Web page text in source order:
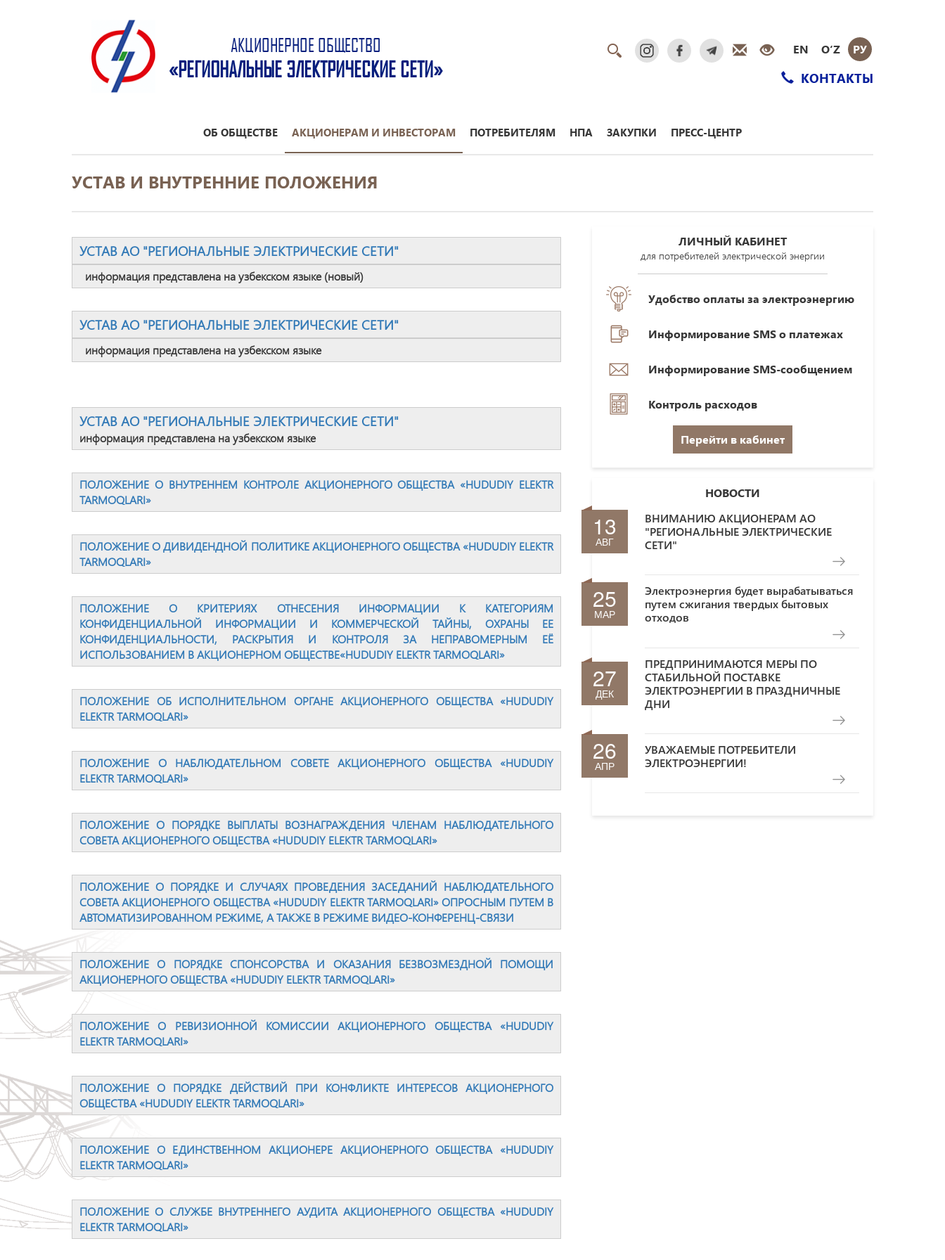
АКЦИОНЕРНОЕ ОБЩЕСТВО
«РЕГИОНАЛЬНЫЕ ЭЛЕКТРИЧЕСКИЕ СЕТИ»
EN O‘Z РУ
КОНТАКТЫ
ОБ ОБЩЕСТВЕ АКЦИОНЕРАМ И ИНВЕСТОРАМ ПОТРЕБИТЕЛЯМ НПА ЗАКУПКИ ПРЕСС-ЦЕНТР
УСТАВ И ВНУТРЕННИЕ ПОЛОЖЕНИЯ
УСТАВ АО "РЕГИОНАЛЬНЫЕ ЭЛЕКТРИЧЕСКИЕ СЕТИ"
информация представлена на узбекском языке (новый)
УСТАВ АО "РЕГИОНАЛЬНЫЕ ЭЛЕКТРИЧЕСКИЕ СЕТИ"
информация представлена на узбекском языке
УСТАВ АО "РЕГИОНАЛЬНЫЕ ЭЛЕКТРИЧЕСКИЕ СЕТИ"
информация представлена на узбекском языке
ПОЛОЖЕНИЕ О ВНУТРЕННЕМ КОНТРОЛЕ АКЦИОНЕРНОГО ОБЩЕСТВА «HUDUDIY ELEKTR
TARMOQLARI»
ПОЛОЖЕНИЕ О ДИВИДЕНДНОЙ ПОЛИТИКЕ АКЦИОНЕРНОГО ОБЩЕСТВА «HUDUDIY ELEKTR
TARMOQLARI»
ПОЛОЖЕНИЕ О КРИТЕРИЯХ ОТНЕСЕНИЯ ИНФОРМАЦИИ К КАТЕГОРИЯМ
КОНФИДЕНЦИАЛЬНОЙ ИНФОРМАЦИИ И КОММЕРЧЕСКОЙ ТАЙНЫ, ОХРАНЫ ЕЕ
КОНФИДЕНЦИАЛЬНОСТИ, РАСКРЫТИЯ И КОНТРОЛЯ ЗА НЕПРАВОМЕРНЫМ ЕЁ
ИСПОЛЬЗОВАНИЕМ В АКЦИОНЕРНОМ ОБЩЕСТВЕ«HUDUDIY ELEKTR TARMOQLARI»
ПОЛОЖЕНИЕ ОБ ИСПОЛНИТЕЛЬНОМ ОРГАНЕ АКЦИОНЕРНОГО ОБЩЕСТВА «HUDUDIY
ELEKTR TARMOQLARI»
ПОЛОЖЕНИЕ О НАБЛЮДАТЕЛЬНОМ СОВЕТЕ АКЦИОНЕРНОГО ОБЩЕСТВА «HUDUDIY
ELEKTR TARMOQLARI»
ПОЛОЖЕНИЕ О ПОРЯДКЕ ВЫПЛАТЫ ВОЗНАГРАЖДЕНИЯ ЧЛЕНАМ НАБЛЮДАТЕЛЬНОГО
СОВЕТА АКЦИОНЕРНОГО ОБЩЕСТВА «HUDUDIY ELEKTR TARMOQLARI»
ПОЛОЖЕНИЕ О ПОРЯДКЕ И СЛУЧАЯХ ПРОВЕДЕНИЯ ЗАСЕДАНИЙ НАБЛЮДАТЕЛЬНОГО
СОВЕТА АКЦИОНЕРНОГО ОБЩЕСТВА «HUDUDIY ELEKTR TARMOQLARI» ОПРОСНЫМ ПУТЕМ В
АВТОМАТИЗИРОВАННОМ РЕЖИМЕ, А ТАКЖЕ В РЕЖИМЕ ВИДЕО-КОНФЕРЕНЦ-СВЯЗИ
ПОЛОЖЕНИЕ О ПОРЯДКЕ СПОНСОРСТВА И ОКАЗАНИЯ БЕЗВОЗМЕЗДНОЙ ПОМОЩИ
АКЦИОНЕРНОГО ОБЩЕСТВА «HUDUDIY ELEKTR TARMOQLARI»
ПОЛОЖЕНИЕ О РЕВИЗИОННОЙ КОМИССИИ АКЦИОНЕРНОГО ОБЩЕСТВА «HUDUDIY
ELEKTR TARMOQLARI»
ПОЛОЖЕНИЕ О ПОРЯДКЕ ДЕЙСТВИЙ ПРИ КОНФЛИКТЕ ИНТЕРЕСОВ АКЦИОНЕРНОГО
ОБЩЕСТВА «HUDUDIY ELEKTR TARMOQLARI»
ПОЛОЖЕНИЕ О ЕДИНСТВЕННОМ АКЦИОНЕРЕ АКЦИОНЕРНОГО ОБЩЕСТВА «HUDUDIY
ELEKTR TARMOQLARI»
ПОЛОЖЕНИЕ О СЛУЖБЕ ВНУТРЕННЕГО АУДИТА АКЦИОНЕРНОГО ОБЩЕСТВА «HUDUDIY
ELEKTR TARMOQLARI»
ЛИЧНЫЙ КАБИНЕТ
для потребителей электрической энергии
Удобство оплаты за электроэнергию
Информирование SMS о платежах
Информирование SMS-сообщением
Контроль расходов
Перейти в кабинет
НОВОСТИ
13
АВГ
ВНИМАНИЮ АКЦИОНЕРАМ АО
"РЕГИОНАЛЬНЫЕ ЭЛЕКТРИЧЕСКИЕ
СЕТИ"
25
МАР
Электроэнергия будет вырабатываться
путем сжигания твердых бытовых
отходов
27
ДЕК
ПРЕДПРИНИМАЮТСЯ МЕРЫ ПО
СТАБИЛЬНОЙ ПОСТАВКЕ
ЭЛЕКТРОЭНЕРГИИ В ПРАЗДНИЧНЫЕ
ДНИ
26
АПР
УВАЖАЕМЫЕ ПОТРЕБИТЕЛИ
ЭЛЕКТРОЭНЕРГИИ!